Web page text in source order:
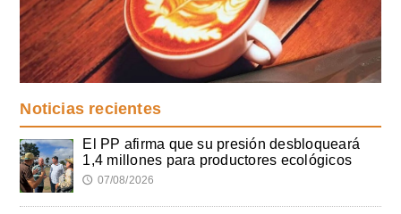
Noticias recientes
El PP afirma que su presión desbloqueará
1,4 millones para productores ecológicos
🕔 07/08/2026